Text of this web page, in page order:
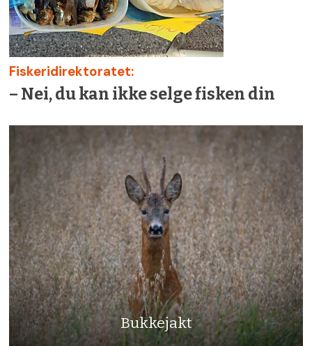
Fiskeridirektoratet:
– Nei, du kan ikke selge fisken din
Bukkejakt